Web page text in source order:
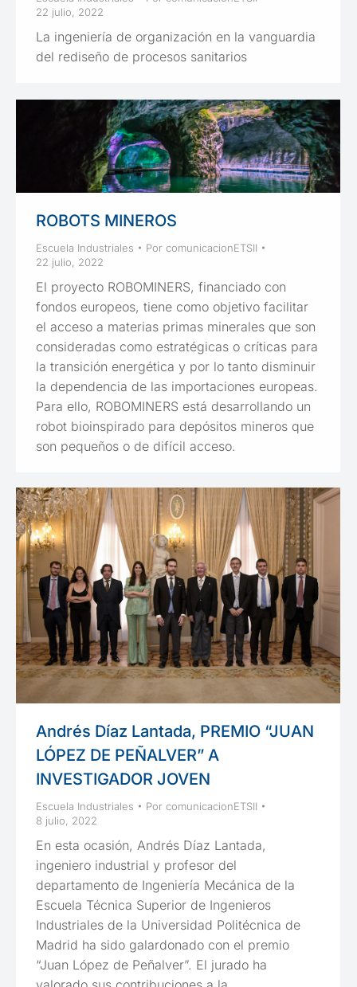
22 julio, 2022
La ingeniería de organización en la vanguardia
del rediseño de procesos sanitarios
ROBOTS MINEROS
Escuela Industriales Por comunicacionETSII
22 julio, 2022
El proyecto ROBOMINERS, financiado con
fondos europeos, tiene como objetivo facilitar
el acceso a materias primas minerales que son
consideradas como estratégicas o críticas para
la transición energética y por lo tanto disminuir
la dependencia de las importaciones europeas.
Para ello, ROBOMINERS está desarrollando un
robot bioinspirado para depósitos mineros que
son pequeños o de difícil acceso.
Andrés Díaz Lantada, PREMIO “JUAN
LÓPEZ DE PEÑALVER” A
INVESTIGADOR JOVEN
Escuela Industriales Por comunicacionETSII
8 julio, 2022
En esta ocasión, Andrés Díaz Lantada,
ingeniero industrial y profesor del
departamento de Ingeniería Mecánica de la
Escuela Técnica Superior de Ingenieros
Industriales de la Universidad Politécnica de
Madrid ha sido galardonado con el premio
“Juan López de Peñalver”. El jurado ha